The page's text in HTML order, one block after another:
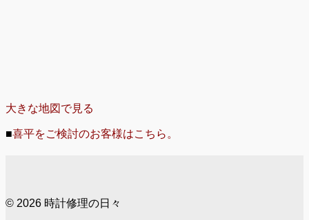
大きな地図で見る
■喜平をご検討のお客様はこちら。
© 2026 時計修理の日々